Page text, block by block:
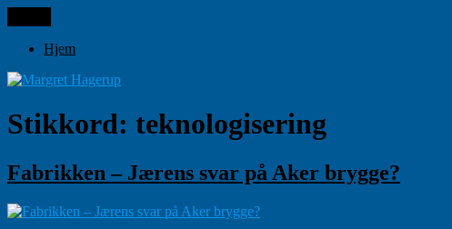
til
innhold
Margret Hagerup
Hjem
Stikkord: teknologisering
Fabrikken – Jærens svar på Aker brygge?